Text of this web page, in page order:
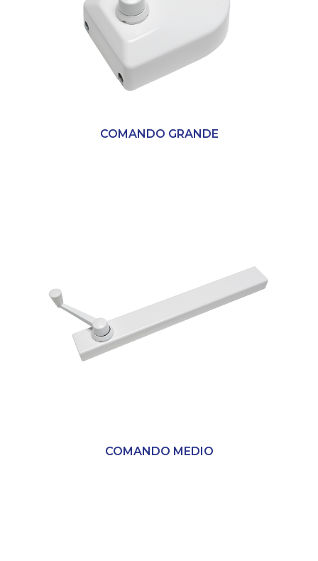
COMANDO GRANDE
COMANDO MEDIO